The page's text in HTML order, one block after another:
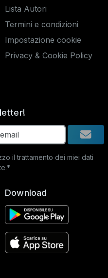
Lista Autori
Termini e condizioni
Impostazione cookie
Privacy & Cookie Policy
il trattamento dei miei dati
Download